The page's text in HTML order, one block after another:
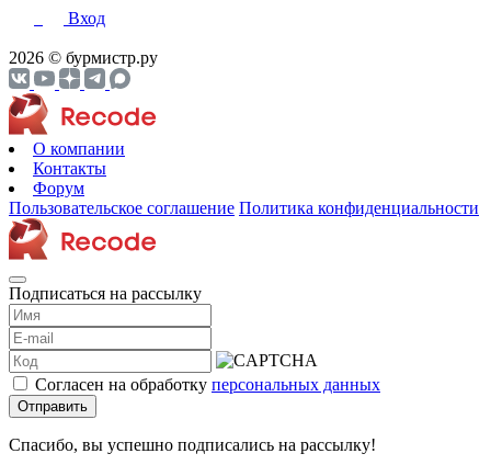
Вход
2026 © бурмистр.ру
О компании
Контакты
Форум
Пользовательское соглашение Политика конфиденциальности
Подписаться на рассылку
Согласен на обработку персональных данных
Отправить
Спасибо, вы успешно подписались на рассылку!